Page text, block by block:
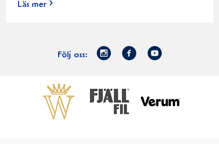
Läs mer
Följ oss:
Norrmejerier
Facebook
Youtube
Gör gott för
Norrländska
VästerbottensostFjällfil